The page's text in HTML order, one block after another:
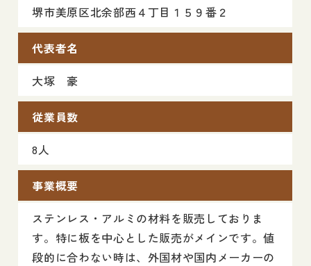
堺市美原区北余部西４丁目１５９番２
代表者名
大塚 豪
従業員数
8人
事業概要
ステンレス・アルミの材料を販売しておりま
す。特に板を中心とした販売がメインです。値
段的に合わない時は、外国材や国内メーカーの